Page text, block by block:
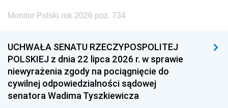
Monitor Polski rok 2026 poz. 734
UCHWAŁA SENATU RZECZYPOSPOLITEJ
POLSKIEJ z dnia 22 lipca 2026 r. w sprawie
niewyrażenia zgody na pociągnięcie do
cywilnej odpowiedzialności sądowej
senatora Wadima Tyszkiewicza